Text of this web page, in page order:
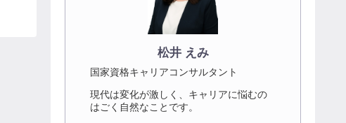
松井 えみ
国家資格キャリアコンサルタント
現代は変化が激しく、キャリアに悩むの
はごく自然なことです。